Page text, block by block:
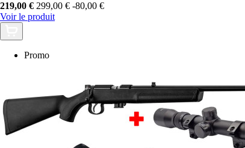
219,00 € 299,00 € -80,00 €
Voir le produit
Promo